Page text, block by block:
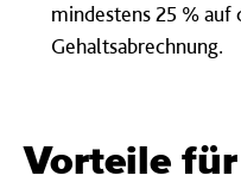
mindestens 25 % auf
Gehaltsabrechnung.
Vorteile